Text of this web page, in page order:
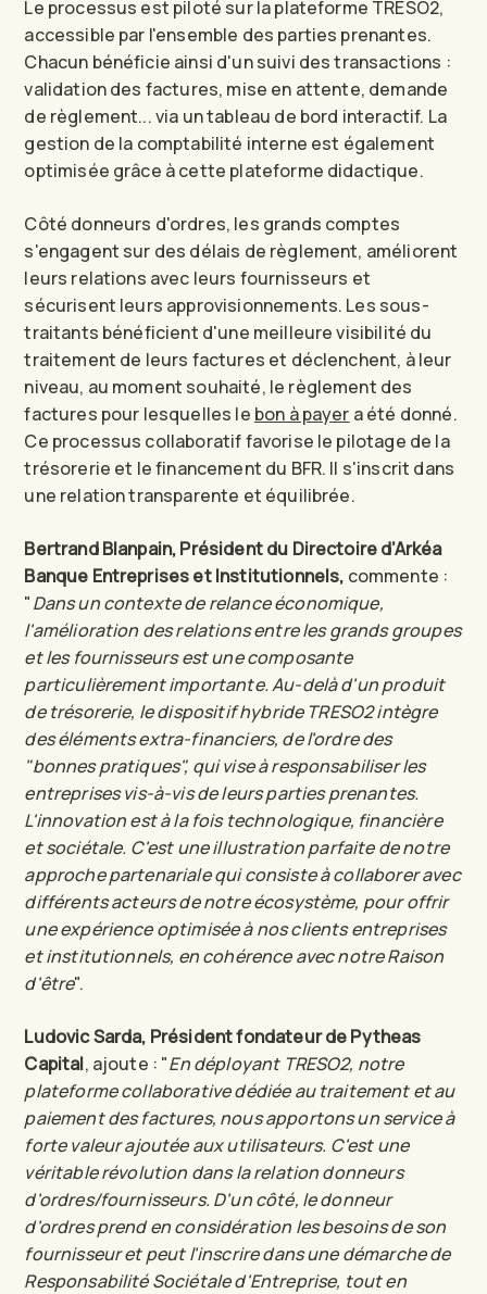
Le processus est piloté sur la plateforme TRESO2,
accessible par l'ensemble des parties prenantes.
Chacun bénéficie ainsi d'un suivi des transactions :
validation des factures, mise en attente, demande
de règlement... via un tableau de bord interactif. La
gestion de la comptabilité interne est également
optimisée grâce à cette plateforme didactique.
Côté donneurs d'ordres, les grands comptes
s'engagent sur des délais de règlement, améliorent
leurs relations avec leurs fournisseurs et
sécurisent leurs approvisionnements. Les sous-
traitants bénéficient d'une meilleure visibilité du
traitement de leurs factures et déclenchent, à leur
niveau, au moment souhaité, le règlement des
factures pour lesquelles le bon à payer a été donné.
Ce processus collaboratif favorise le pilotage de la
trésorerie et le financement du BFR. Il s'inscrit dans
une relation transparente et équilibrée.
Bertrand Blanpain, Président du Directoire d’Arkéa
Banque Entreprises et Institutionnels, commente :
"Dans un contexte de relance économique,
l'amélioration des relations entre les grands groupes
et les fournisseurs est une composante
particulièrement importante. Au-delà d'un produit
de trésorerie, le dispositif hybride TRESO2 intègre
des éléments extra-financiers, de l'ordre des
"bonnes pratiques", qui vise à responsabiliser les
entreprises vis-à-vis de leurs parties prenantes.
L'innovation est à la fois technologique, financière
et sociétale. C'est une illustration parfaite de notre
approche partenariale qui consiste à collaborer avec
différents acteurs de notre écosystème, pour offrir
une expérience optimisée à nos clients entreprises
et institutionnels, en cohérence avec notre Raison
d'être".
Ludovic Sarda, Président fondateur de Pytheas
Capital, ajoute : "En déployant TRESO2, notre
plateforme collaborative dédiée au traitement et au
paiement des factures, nous apportons un service à
forte valeur ajoutée aux utilisateurs. C'est une
véritable révolution dans la relation donneurs
d'ordres/fournisseurs. D'un côté, le donneur
d'ordres prend en considération les besoins de son
fournisseur et peut l'inscrire dans une démarche de
Responsabilité Sociétale d'Entreprise, tout en